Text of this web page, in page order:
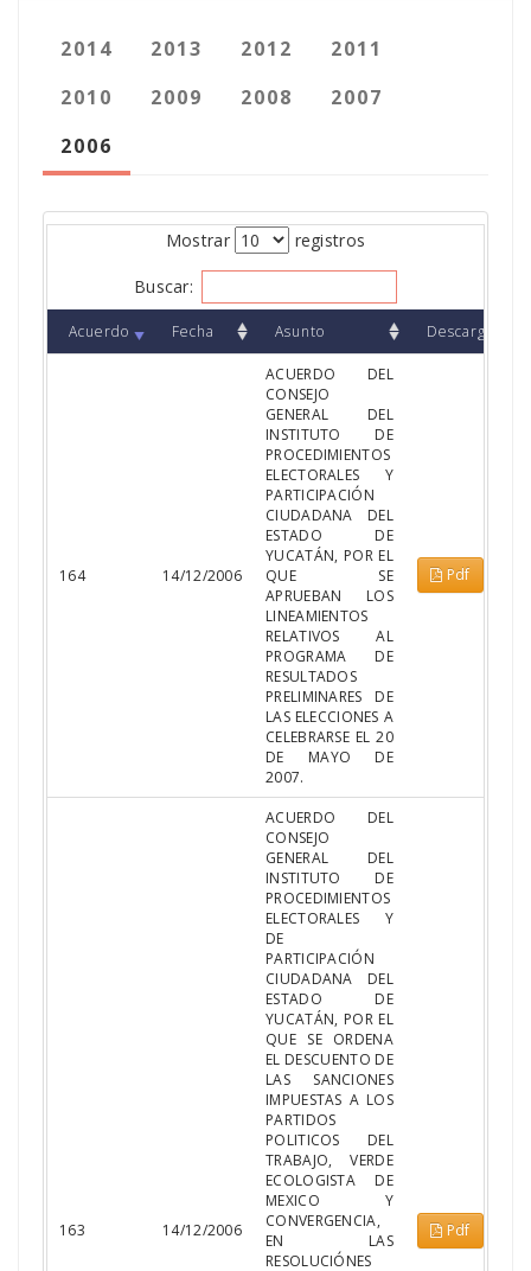
2014 2013 2012
2011
2010
2009 2008
2007
2006
Mostrar registros
Buscar:
Acuerdo Fecha Asunto Descargar
164 14/12/2006
ACUERDO DEL
CONSEJO
GENERAL DEL
INSTITUTO DE
PROCEDIMIENTOS
ELECTORALES Y
PARTICIPACIÓN
CIUDADANA DEL
ESTADO DE
YUCATÁN, POR EL
QUE SE
APRUEBAN LOS
LINEAMIENTOS
RELATIVOS AL
PROGRAMA DE
RESULTADOS
PRELIMINARES DE
LAS ELECCIONES A
CELEBRARSE EL 20
DE MAYO DE
2007.
Pdf
163 14/12/2006
ACUERDO DEL
CONSEJO
GENERAL DEL
INSTITUTO DE
PROCEDIMIENTOS
ELECTORALES Y
DE
PARTICIPACIÓN
CIUDADANA DEL
ESTADO DE
YUCATÁN, POR EL
QUE SE ORDENA
EL DESCUENTO DE
LAS SANCIONES
IMPUESTAS A LOS
PARTIDOS
POLITICOS DEL
TRABAJO, VERDE
ECOLOGISTA DE
MEXICO Y
CONVERGENCIA,
EN LAS
RESOLUCIÓNES
Pdf